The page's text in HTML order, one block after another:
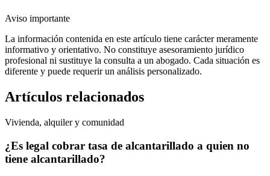
Aviso importante
La información contenida en este artículo tiene carácter meramente
informativo y orientativo. No constituye asesoramiento jurídico
profesional ni sustituye la consulta a un abogado. Cada situación es
diferente y puede requerir un análisis personalizado.
Artículos relacionados
Vivienda, alquiler y comunidad
¿Es legal cobrar tasa de alcantarillado a quien no
tiene alcantarillado?